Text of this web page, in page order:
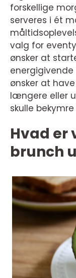
forskellige
serveres i ét
valg for
ønsker at
ønsker at
længere eller
skulle
Hvad er
brunch